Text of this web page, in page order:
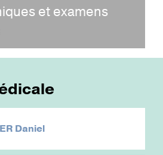
et examens
Daniel